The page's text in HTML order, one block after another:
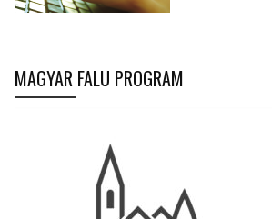
MAGYAR FALU PROGRAM